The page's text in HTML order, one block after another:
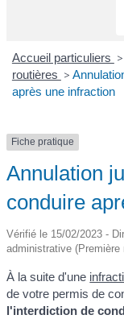
Accueil particuliers >
routières >
après une infraction
Fiche pratique
Annulation
conduire
Vérifié le 15/02/2023 -
administrative (Première
À la suite d'une
de votre permis de
l'interdiction de